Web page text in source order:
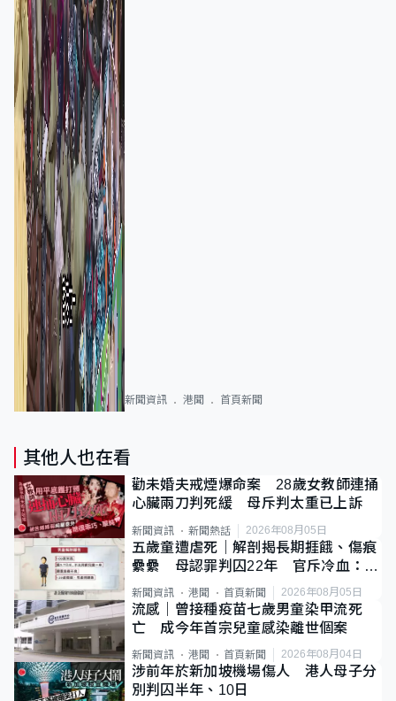
新聞資訊 港聞 首頁新聞
其他人也在看
勸未婚夫戒煙爆命案 28歲女教師連捅
心臟兩刀判死緩 母斥判太重已上訴
新聞資訊 新聞熱話 2026年08月05日
五歲童遭虐死｜解剖揭長期捱餓、傷痕
纍纍 母認罪判囚22年 官斥冷血：同
類案最惡劣
新聞資訊 港聞 首頁新聞 2026年08月05日
流感｜曾接種疫苗七歲男童染甲流死
亡 成今年首宗兒童感染離世個案
新聞資訊 港聞 首頁新聞 2026年08月04日
涉前年於新加坡機場傷人 港人母子分
別判囚半年、10日